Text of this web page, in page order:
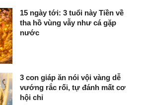
15 ngày tới: 3 tuổi này Tiền về
tha hồ vùng vẫy như cá gặp
nước
3 con giáp ăn nói vội vàng dễ
vướng rắc rối, tự đánh mất cơ
hội chỉ